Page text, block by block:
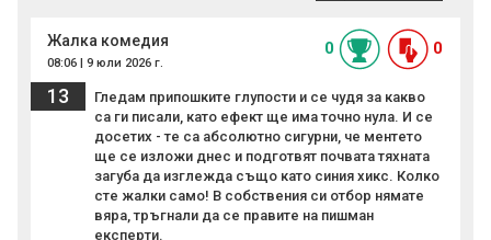
Жалка комедия
08:06 | 9 юли 2026 г.
0 0
13
Гледам припошките глупости и се чудя за какво
са ги писали, като ефект ще има точно нула. И се
досетих - те са абсолютно сигурни, че ментето
ще се изложи днес и подготвят почвата тяхната
загуба да изглежда също като синия хикс. Колко
сте жалки само! В собствения си отбор нямате
вяра, тръгнали да се правите на пишман
експерти.